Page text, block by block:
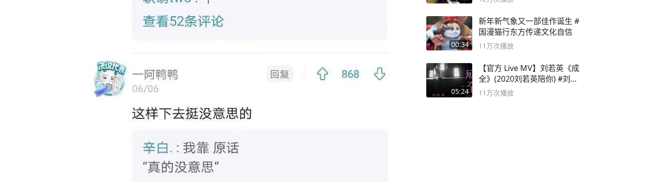
00:34
新年新气象又一部佳作诞生 #
国漫猫行东方传递文化自信
11万次播放
05:24
【官方 Live MV】刘若英《成
全》(2020刘若英陪你) #刘若
英 #成全
11万次播放